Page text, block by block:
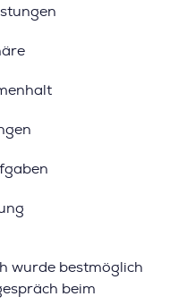
wurde bestmöglich
beim